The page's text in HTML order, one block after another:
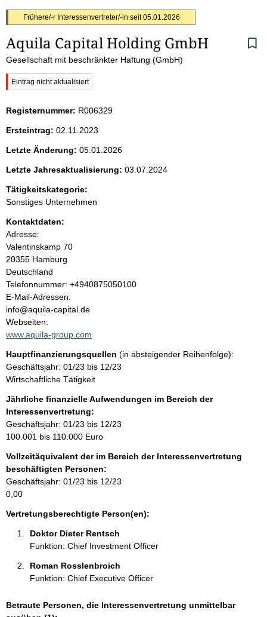
S
e
i
t
e
n
i
n
h
a
l
t
Frühere/-r Interessenvertreter/-in seit 05.01.2026
Aquila Capital Holding GmbH
Gesellschaft mit beschränkter Haftung (GmbH)
W
i
h
i
r
i
n
e
i
s
Eintrag nicht aktualisiert
Registernummer: R006329
Ersteintrag: 02.11.2023
Letzte Änderung: 05.01.2026
Letzte Jahresaktualisierung: 03.07.2024
Tätigkeitskategorie:
Sonstiges Unternehmen
Kontaktdaten:
Adresse:
Valentinskamp 70
20355 Hamburg
Deutschland
K
o
n
t
a
t
i
n
f
o
r
m
t
i
o
n
e
Telefonnummer: +4940875050100
E-Mail-Adressen:
info@aquila-capital.de
Webseiten:
www.aquila-group.com
Hauptfinanzierungsquellen (in absteigender Reihenfolge):
Geschäftsjahr: 01/23 bis 12/23
Wirtschaftliche Tätigkeit
Jährliche finanzielle Aufwendungen im Bereich der
Interessenvertretung:
Geschäftsjahr: 01/23 bis 12/23
100.001 bis 110.000 Euro
Vollzeitäquivalent der im Bereich der Interessenvertretung
beschäftigten Personen:
Geschäftsjahr: 01/23 bis 12/23
0,00
Vertretungsberechtigte Person(en):
Doktor Dieter Rentsch
Funktion: Chief Investment Officer
Roman Rosslenbroich
Funktion: Chief Executive Officer
Betraute Personen, die Interessenvertretung unmittelbar